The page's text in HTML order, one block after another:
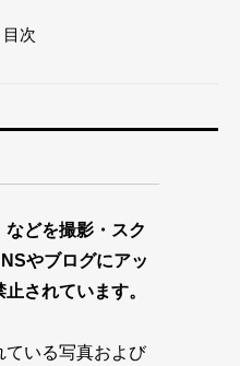
次
どを撮影・スク
やブログにアッ
されています。
ている写真および